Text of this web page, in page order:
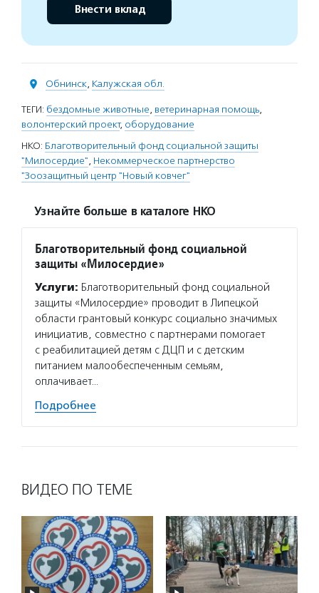
Внести вклад
Обнинск, Калужская обл.
ТЕГИ: бездомные животные, ветеринарная помощь,
волонтерский проект, оборудование
НКО: Благотворительный фонд социальной защиты
"Милосердие", Некоммерческое партнерство
"Зоозащитный центр "Новый ковчег"
Узнайте больше в каталоге НКО
Благотворительный фонд социальной
защиты «Милосердие»
Услуги: Благотворительный фонд социальной
защиты «Милосердие» проводит в Липецкой
области грантовый конкурс социально значимых
инициатив, совместно с партнерами помогает
с реабилитацией детям с ДЦП и с детским
питанием малообеспеченным семьям,
оплачивает…
Подробнее
ВИДЕО ПО ТЕМЕ